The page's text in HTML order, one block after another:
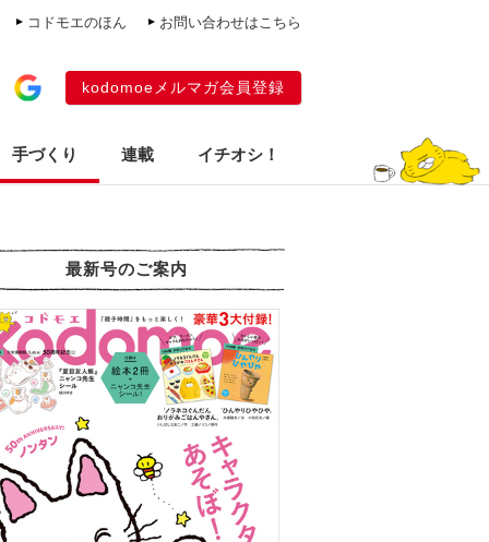
コドモエのほん お問い合わせはこちら
kodomoeメルマガ会員登録
手づくり 連載 イチオシ！
最新号のご案内